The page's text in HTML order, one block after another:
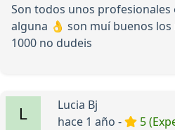
Son todos unos profesionales
alguna 👌 son muí buenos
1000 no dudeis
Lucia Bj
hace 1 año -
5